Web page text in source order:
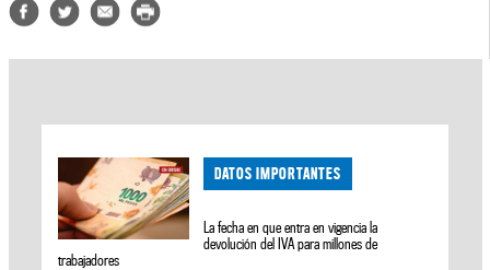
DATOS IMPORTANTES
La fecha en que entra en vigencia la
devolución del IVA para millones de
trabajadores